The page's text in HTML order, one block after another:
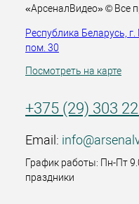
«АрсеналВидео» © Все
Республика Беларусь,
пом. 30
Посмотреть на карте
+375 (29) 303
Email:
График работы: Пн-Пт
праздники